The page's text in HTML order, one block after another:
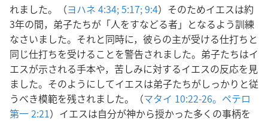
れました。（ヨハネ 4:34;5:17;9:4）そのためイエスは約
3年の間，弟子たちが「人をすなどる者」となるよう訓練
なさいました。それと同時に，彼らの主が受ける仕打ちと
同じ仕打ちを受けることを警告されました。弟子たちはイ
エスが示される手本や，苦しみに対するイエスの反応を見
ました。そのようにしてイエスは弟子たちがしっかりと従
うべき模範を残されました。（マタイ 10:22-26。 ペテロ
第一 2:21）イエスは自分が神から授かった多くの事柄を